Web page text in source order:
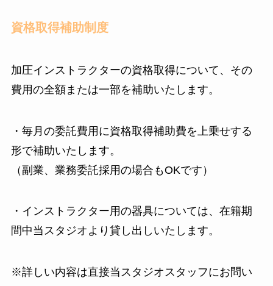
資格取得補助制度
加圧インストラクターの資格取得について、その
費用の全額または一部を補助いたします。
・毎月の委託費用に資格取得補助費を上乗せする
形で補助いたします。
（副業、業務委託採用の場合もOKです）
・インストラクター用の器具については、在籍期
間中当スタジオより貸し出しいたします。
※詳しい内容は直接当スタジオスタッフにお問い